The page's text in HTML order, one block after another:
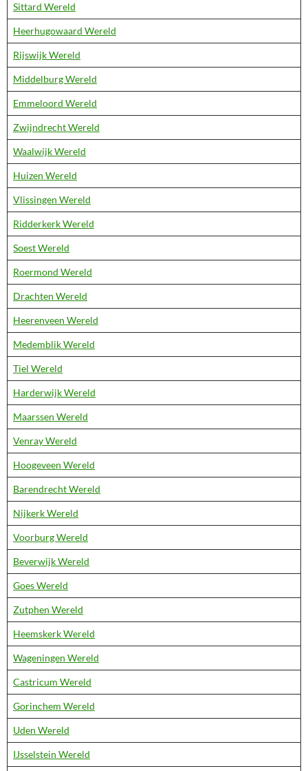
Sittard Wereld
Heerhugowaard Wereld
Rijswijk Wereld
Middelburg Wereld
Emmeloord Wereld
Zwijndrecht Wereld
Waalwijk Wereld
Huizen Wereld
Vlissingen Wereld
Ridderkerk Wereld
Soest Wereld
Roermond Wereld
Drachten Wereld
Heerenveen Wereld
Medemblik Wereld
Tiel Wereld
Harderwijk Wereld
Maarssen Wereld
Venray Wereld
Hoogeveen Wereld
Barendrecht Wereld
Nijkerk Wereld
Voorburg Wereld
Beverwijk Wereld
Goes Wereld
Zutphen Wereld
Heemskerk Wereld
Wageningen Wereld
Castricum Wereld
Gorinchem Wereld
Uden Wereld
IJsselstein Wereld